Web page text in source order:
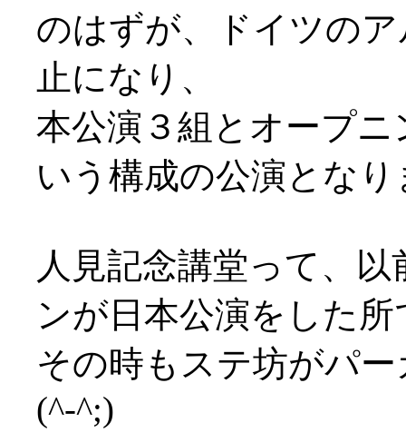
のはずが、ドイツの
止になり、
本公演３組とオープ
いう構成の公演とな
人見記念講堂って、
ンが日本公演をした所
その時もステ坊がパ
(^-^;)